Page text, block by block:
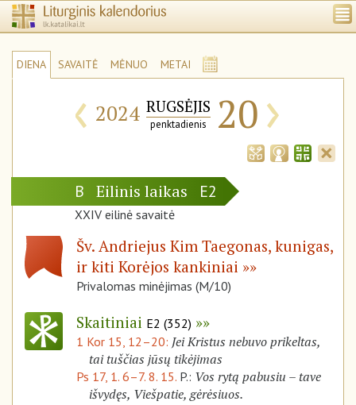
DIENA SAVAITĖ MĖNUO METAI
‹ 2024 RUGSĖJIS
penktadienis 20›
B Eilinis laikas E2
XXIV eilinė savaitė
Šv. Andriejus Kim Taegonas, kunigas,
ir kiti Korėjos kankiniai
Privalomas minėjimas (M/10)
Skaitiniai E2 (352)
1 Kor 15, 12–20: Jei Kristus nebuvo prikeltas,
tai tuščias jūsų tikėjimas
Ps 17, 1. 6–7. 8. 15. P.: Vos rytą pabusiu – tave
išvydęs, Viešpatie, gėrėsiuos.